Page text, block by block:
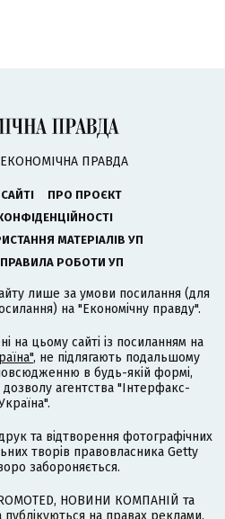
ЕКОНОМІЧНА ПРАВДА
ПРО ПРОЄКТ
МАТЕРІАЛІВ УП
РОБОТИ УП
лише за умови посилання (для
на "Економічну правду".
на цьому сайті із посиланням на
, не підлягають подальшому
в будь-якій формі,
агентства "Інтерфакс-
та відтворення фотографічних
творів правовласника Getty
забороняється.
НОВИНИ КОМПАНІЙ та